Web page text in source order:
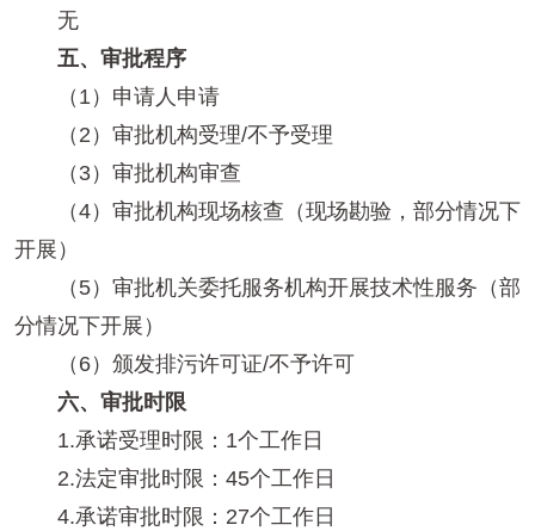
无
五、审批程序
（1）申请人申请
（2）审批机构受理/不予受理
（3）审批机构审查
（4）审批机构现场核查（现场勘验，部分情况下
开展）
（5）审批机关委托服务机构开展技术性服务（部
分情况下开展）
（6）颁发排污许可证/不予许可
六、审批时限
1.承诺受理时限：1个工作日
2.法定审批时限：45个工作日
4.承诺审批时限：27个工作日